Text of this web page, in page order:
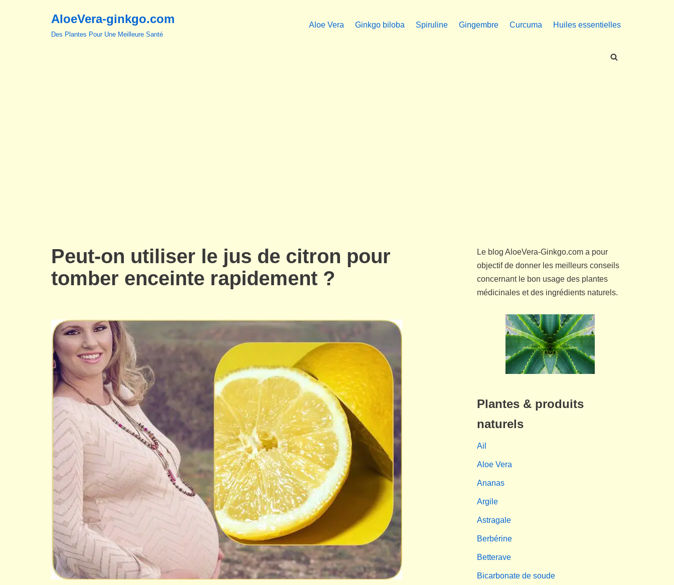
AloeVera-ginkgo.com
Des Plantes Pour Une Meilleure Santé
Aloe Vera Ginkgo biloba Spiruline Gingembre Curcuma Huiles essentielles
Peut-on utiliser le jus de citron pour
tomber enceinte rapidement ?
Le blog AloeVera-Ginkgo.com a pour
objectif de donner les meilleurs conseils
concernant le bon usage des plantes
médicinales et des ingrédients naturels.
Plantes & produits
naturels
Ail
Aloe Vera
Ananas
Argile
Astragale
Berbérine
Betterave
Bicarbonate de soude